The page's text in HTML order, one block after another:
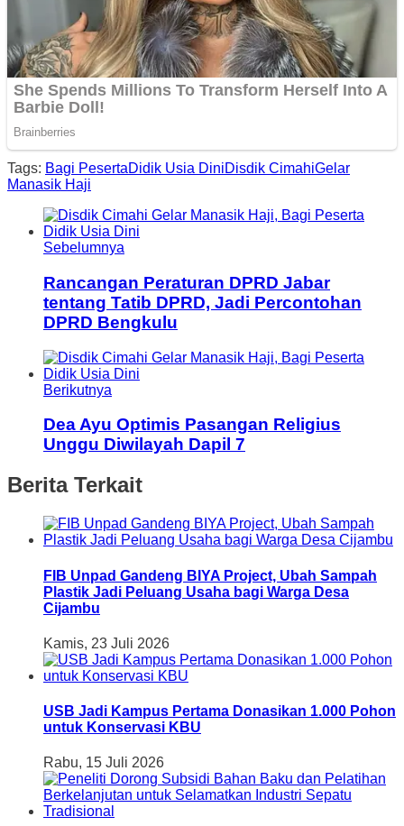
Tags: Bagi PesertaDidik Usia DiniDisdik CimahiGelar
Manasik Haji
Sebelumnya
Rancangan Peraturan DPRD Jabar
tentang Tatib DPRD, Jadi Percontohan
DPRD Bengkulu
Berikutnya
Dea Ayu Optimis Pasangan Religius
Unggu Diwilayah Dapil 7
Berita Terkait
FIB Unpad Gandeng BIYA Project, Ubah Sampah
Plastik Jadi Peluang Usaha bagi Warga Desa
Cijambu
Kamis, 23 Juli 2026
USB Jadi Kampus Pertama Donasikan 1.000 Pohon
untuk Konservasi KBU
Rabu, 15 Juli 2026